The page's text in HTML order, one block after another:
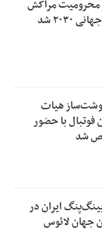
محرومیت مراکش
۲۰۳۰ شد
هیات
فوتبال با حضور
شد
ایران در
جهان لائوس